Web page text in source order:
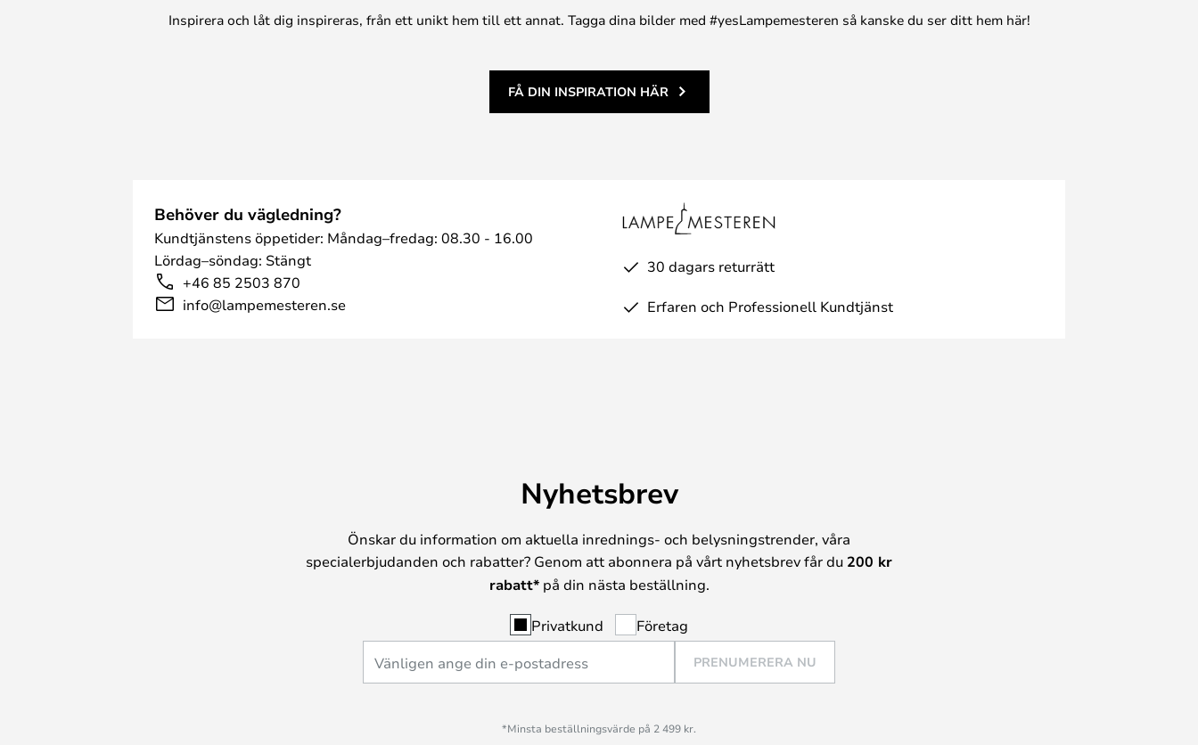
Inspirera och låt dig inspireras, från ett unikt hem till ett annat. Tagga dina bilder med #yesLampemesteren så kanske du ser ditt hem här!
FÅ DIN INSPIRATION HÄR
Behöver du vägledning?
Kundtjänstens öppetider: Måndag–fredag: 08.30 - 16.00
Lördag–söndag: Stängt
+46 85 2503 870
info@lampemesteren.se
30 dagars returrätt
Erfaren och Professionell Kundtjänst
Nyhetsbrev
Önskar du information om aktuella inrednings- och belysningstrender, våra
specialerbjudanden och rabatter? Genom att abonnera på vårt nyhetsbrev får du 200 kr
rabatt*på din nästa beställning.
Privatkund Företag
PRENUMERERA NU
*Minsta beställningsvärde på 2 499 kr.